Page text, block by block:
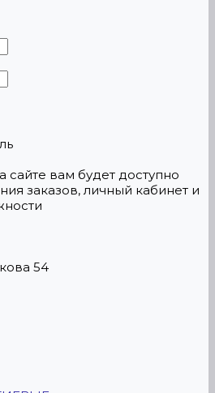
сайте вам будет доступно
заказов, личный кабинет и
54